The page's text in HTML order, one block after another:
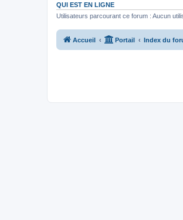
QUI EST EN LIGNE
Utilisateurs parcourant ce forum : Aucun
Accueil Portail Index du